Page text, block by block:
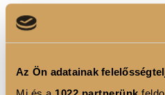
Az Ön adatainak
fodrászok és szalonok
a vendégek számára a
4D PIGMENTÁCIÓS
A Luxoya Professional Paris